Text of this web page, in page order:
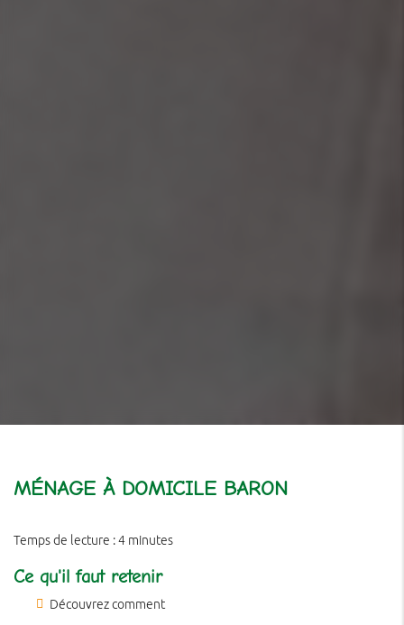
MÉNAGE À DOMICILE BARON
Temps de lecture : 4 minutes
Ce qu'il faut retenir
Découvrez comment